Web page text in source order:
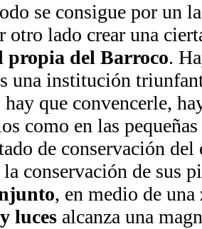
se consigue por un
otro lado crear una
propia del Barroco.
una institución
que convencerle,
como en las
de conservación
la conservación de sus
, en medio de
luces alcanza una